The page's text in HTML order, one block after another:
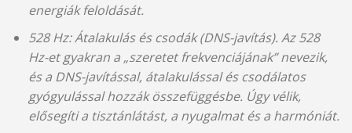
energiák feloldását.
528 Hz: Átalakulás és csodák (DNS-javítás). Az 528
Hz-et gyakran a „szeretet frekvenciájának” nevezik,
és a DNS-javítással, átalakulással és csodálatos
gyógyulással hozzák összefüggésbe. Úgy vélik,
elősegíti a tisztánlátást, a nyugalmat és a harmóniát.